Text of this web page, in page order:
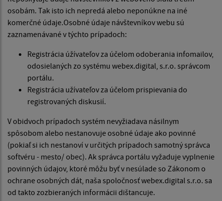
osobám. Tak isto ich nepredá alebo neponúkne na iné
komerčné údaje.Osobné údaje návštevníkov webu sú
zaznamenávané v týchto prípadoch:
Registrácia úžívateľov za účelom odoberania infomailov,
odosielaných zo systému webex.digital, s.r.o. správcom
portálu.
Registrácia užívateľov za účelom prispievania do
registrovaných diskusií.
V obidvoch prípadoch systém nevyžiadava násilnym
spôsobom alebo nestanovuje osobné údaje ako povinné
(pokiaľ si ich nestanoví v určitých prípadoch samotný správca
softvéru - mesto/ obec). Ak správca portálu vyžaduje vyplnenie
povinných údajov, ktoré môžu byť v nesúlade so Zákonom o
ochrane osobných dát, naša spoločnosť webex.digital s.r.o. sa
od takto zozbieraných informácii dištancuje.